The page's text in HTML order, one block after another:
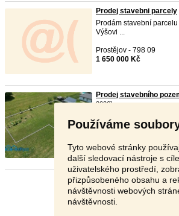
Používáme
Tyto webové stránky
další sledovací nástroje s
uživatelského prostředí,
přizpůsobeného obsahu a
návštěvnosti webových
návštěvnosti.
Prodej stavebni parcely
Prodám stavební
Výšovi ...
Prostějov - 798 09
1 650 000 Kč
Prodej stavebního
2026]
vysněn ...
Rychnov nad Kněžnou -
3 550 000 Kč
Stránka: 1 2 3 Další